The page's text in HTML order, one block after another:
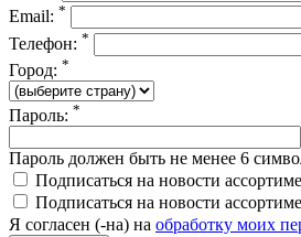
Email: *
Телефон: *
Город: *
Пароль: *
Пароль должен быть не менее 6
Подписаться на новости
Подписаться на новости
Я согласен (-на) на обработку моих